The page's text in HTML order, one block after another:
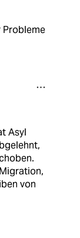
Probleme
Asyl
von